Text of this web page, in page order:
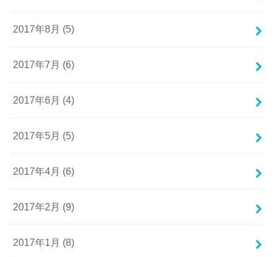
2017年8月 (5)
2017年7月 (6)
2017年6月 (4)
2017年5月 (5)
2017年4月 (6)
2017年2月 (9)
2017年1月 (8)